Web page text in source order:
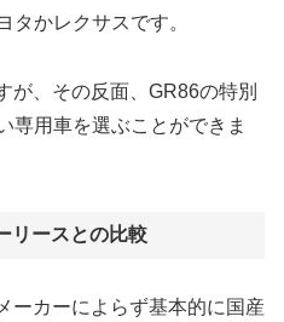
タかレクサスです。
が、その反面、GR86の特別
専用車を選ぶことができま
リースとの比較
ーカーによらず基本的に国産